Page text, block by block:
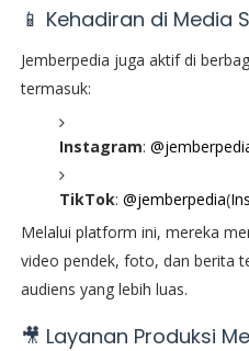
📱 Kehadiran di Media
Jemberpedia juga aktif di
termasuk:
Instagram:
TikTok: @jemberpedia(
Melalui platform ini, mereka
video pendek, foto, dan berita
audiens yang lebih luas.
🎥 Layanan Produksi